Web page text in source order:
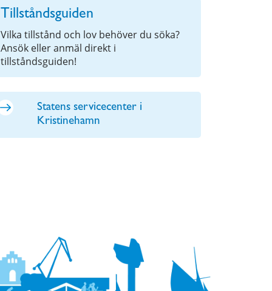
Tillståndsguiden
Vilka tillstånd och lov behöver du söka?
Ansök eller anmäl direkt i
tillståndsguiden!
Statens servicecenter i
Kristinehamn